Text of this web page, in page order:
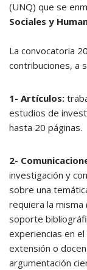
(UNQ) que se
Sociales y
La convocatoria
contribuciones, a
1- Artículos:
estudios de
hasta 20 páginas.
2-
investigación y
sobre una
requiera la
soporte
experiencias en
extensión o
argumentación